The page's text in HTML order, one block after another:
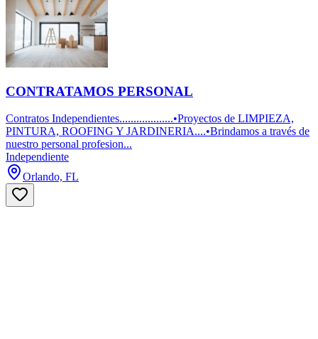
CONTRATAMOS PERSONAL
Contratos Independientes...................•Proyectos de LIMPIEZA,
PINTURA, ROOFING Y JARDINERIA....•Brindamos a través de
nuestro personal profesion...
Independiente
Orlando, FL